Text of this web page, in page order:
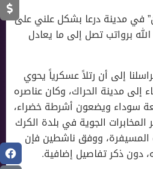
في مدينة درعا بشكل علني على
برواتب تصل إلى ما يعادل
إلى أن رتلاً عسكرياً يحوي
إلى مدينة الحراك، وكان عناصره
سوداء ويضعون أشرطة خضراء،
الجوية في بلدة الكرك
ووفق ناشطين فإن
دون ذكر تفاصيل إضافية.